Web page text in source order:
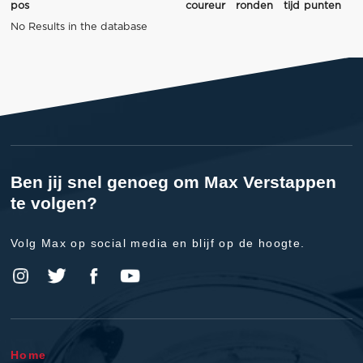
pos coureur ronden tijd
punten
No Results in the database
Ben jij snel genoeg om Max Verstappen
te volgen?
Volg Max op social media en blijf op de hoogte.
Home